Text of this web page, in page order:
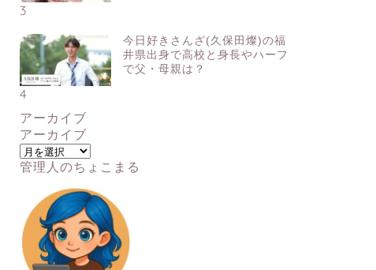
3
4
今日好きさんざ(久保田燦)の福
井県出身で高校と身長やハーフ
で父・母親は？
アーカイブ
アーカイブ
管理人のちょこまる